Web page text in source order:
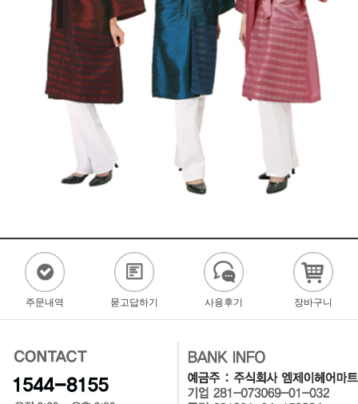
주문내역 묻고답하기 사용후기 장바구니